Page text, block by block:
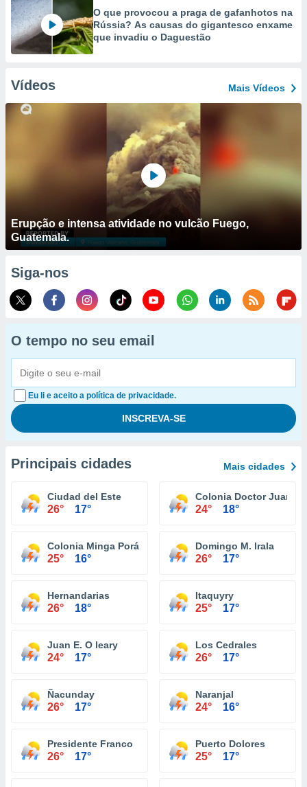
O que provocou a praga de gafanhotos na
Rússia? As causas do gigantesco enxame
que invadiu o Daguestão
Vídeos Mais Vídeos
Erupção e intensa atividade no vulcão Fuego,
Guatemala.
Siga-nos
O tempo no seu email
Eu li e aceito a política de privacidade.
Principais cidades Mais cidades
Ciudad del Este
26° 17°
Colonia Doctor Juan
24° 18°
Colonia Minga Porá
25° 16°
Domingo M. Irala
26° 17°
Hernandarias
26° 18°
Itaquyry
25° 17°
Juan E. O leary
24° 17°
Los Cedrales
26° 17°
Ñacunday
26° 17°
Naranjal
24° 16°
Presidente Franco
26° 17°
Puerto Dolores
25° 17°